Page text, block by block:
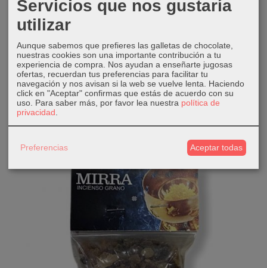
Incienso en grano natural
4,50 €
AÑADIR A CARRITO
Servicios que nos gustaría
utilizar
Aunque sabemos que prefieres las galletas de chocolate,
nuestras cookies son una importante contribución a tu
experiencia de compra. Nos ayudan a enseñarte jugosas
ofertas, recuerdan tus preferencias para facilitar tu
navegación y nos avisan si la web se vuelve lenta. Haciendo
click en "Aceptar" confirmas que estás de acuerdo con su
uso. Para saber más, por favor lea nuestra política de
privacidad
Preferencias Aceptar todas